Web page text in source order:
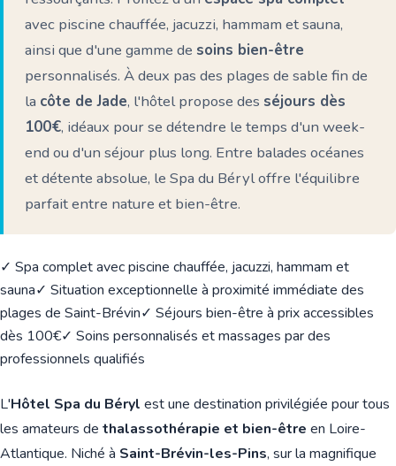
avec piscine chauffée, jacuzzi, hammam et sauna,
ainsi que d'une gamme de soins bien-être
personnalisés. À deux pas des plages de sable fin de
la côte de Jade, l'hôtel propose des séjours dès
100€, idéaux pour se détendre le temps d'un week-
end ou d'un séjour plus long. Entre balades océanes
et détente absolue, le Spa du Béryl offre l'équilibre
parfait entre nature et bien-être.
✓ Spa complet avec piscine chauffée, jacuzzi, hammam et
sauna✓ Situation exceptionnelle à proximité immédiate des
plages de Saint-Brévin✓ Séjours bien-être à prix accessibles
dès 100€✓ Soins personnalisés et massages par des
professionnels qualifiés
L'Hôtel Spa du Béryl est une destination privilégiée pour tous
les amateurs de thalassothérapie et bien-être en Loire-
Atlantique. Niché à Saint-Brévin-les-Pins, sur la magnifique